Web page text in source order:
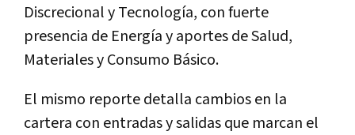
DiscrecionalyTecnología, con fuerte
presencia de Energíay aportes deSalud,
MaterialesyConsumo Básico.
El mismo reporte detalla cambios en la
cartera con entradas y salidas que marcan el